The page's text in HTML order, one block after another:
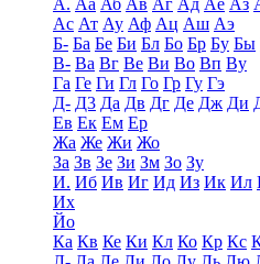
А. Аа Аб Ав Аг Ад Ае Аз
Ас Ат Ау Аф Ац Аш Аэ
Б- Ба Бе Би Бл Бо Бр Бу Бы
В- Ва Вг Ве Ви Во Вп Ву
Га Ге Ги Гл Го Гр Гу Гэ
Д- Д3 Да Дв Дг Де Дж Ди
Ев Ек Ем Ер
Жа Же Жи Жо
За Зв Зе Зи Зм Зо Зу
И. Иб Ив Иг Ид Из Ик Ил
Их
Йо
Ка Кв Ке Ки Кл Ко Кр Кс